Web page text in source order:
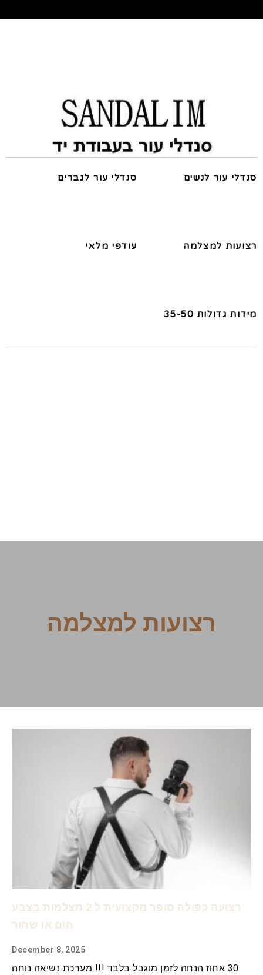
סנדלי עור לנשים סנדלי עור לגברים
רצועות למצלמה עודפי מלאי
מידות גדולות 35-50
רצועות למצלמה
רצועה כפולה סופר מקצועית ל 2 מצלמות בצבע
חום או שחור
December 8, 2025
30 אחוז הנחה לזמן מוגבל בלבד !!! מערכת נשיאה נוחה